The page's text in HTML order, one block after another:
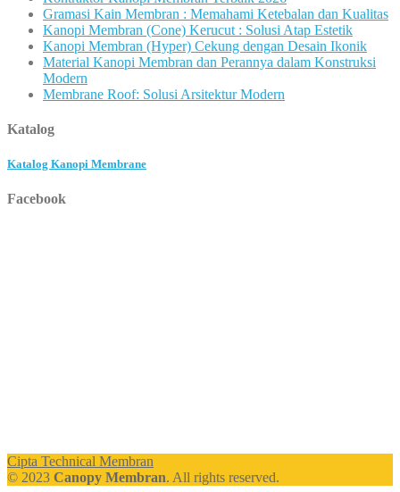
Gramasi Kain Membran : Memahami Ketebalan dan Kualitas
Kanopi Membran (Cone) Kerucut : Solusi Atap Estetik
Kanopi Membran (Hyper) Cekung dengan Desain Ikonik
Material Kanopi Membran dan Perannya dalam Konstruksi
Modern
Membrane Roof: Solusi Arsitektur Modern
Katalog
Katalog Kanopi Membrane
Facebook
Cipta Technical Membran
© 2023 Canopy Membran. All rights reserved.